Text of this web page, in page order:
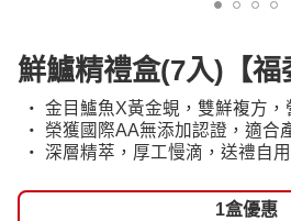
鮮鱸精禮盒(7入)【福
‧ 金目鱸魚X黃金蜆，雙鮮複方，
‧ 榮獲國際AA無添加認證，適合
‧ 深層精萃，厚工慢滴，送禮自
1盒優惠